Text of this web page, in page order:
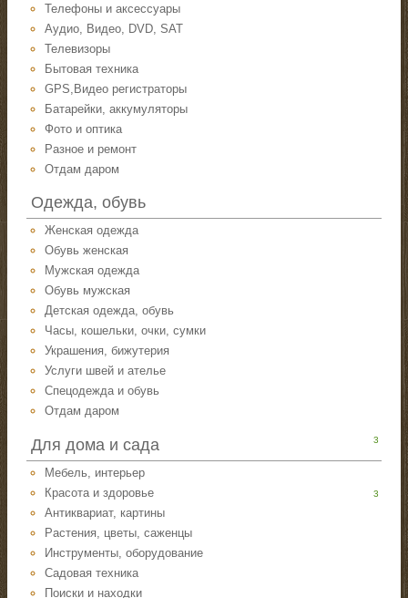
Телефоны и аксессуары
Аудио, Видео, DVD, SAT
Телевизоры
Бытовая техника
GPS,Видео регистраторы
Батарейки, аккумуляторы
Фото и оптика
Разное и ремонт
Отдам даром
Одежда, обувь
Женская одежда
Обувь женская
Мужская одежда
Обувь мужская
Детская одежда, обувь
Часы, кошельки, очки, сумки
Украшения, бижутерия
Услуги швей и ателье
Спецодежда и обувь
Отдам даром
Для дома и сада 3
Мебель, интерьер
Красота и здоровье
3
Антиквариат, картины
Растения, цветы, саженцы
Инструменты, оборудование
Садовая техника
Поиски и находки